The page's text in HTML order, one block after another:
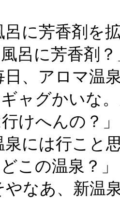
に芳香剤を
呂に芳香剤？
、アロマ温
ャグかいな
けへんの？」
には行こと
この温泉？」
なあ、新温